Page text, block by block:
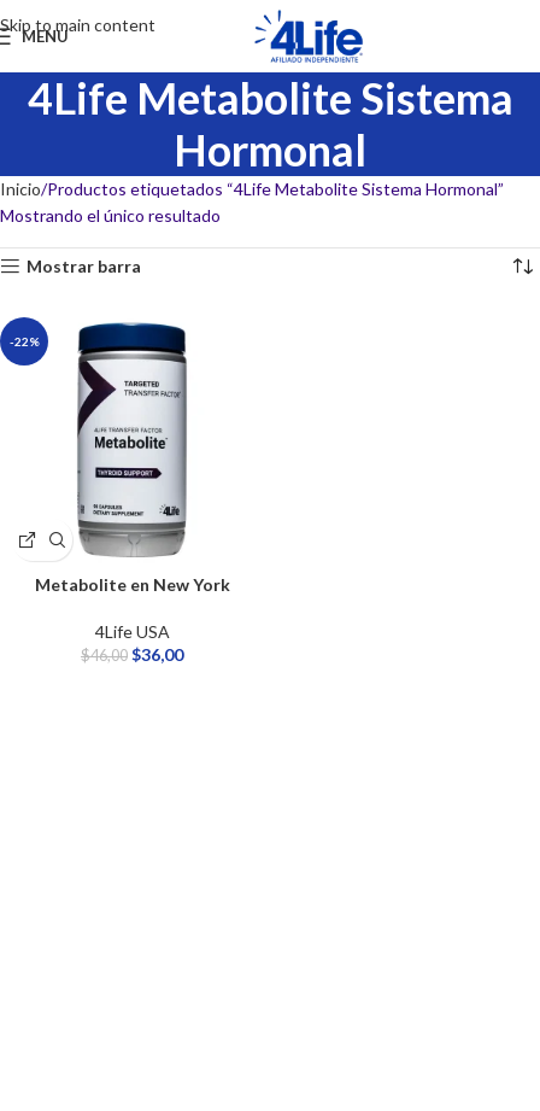
Skip to main content
MENU
4Life Metabolite Sistema
Hormonal
Inicio Productos etiquetados “4Life Metabolite Sistema Hormonal”
Mostrando el único resultado
Mostrar barra
-22%
Metabolite en New York
4Life USA
$46,00 $36,00